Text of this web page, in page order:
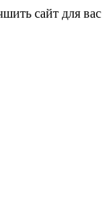
сайт для вас